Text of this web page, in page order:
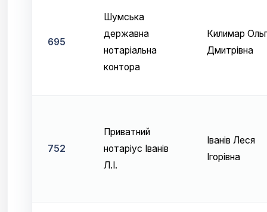
695
Шумська
державна
нотаріальна
контора
Килимар
Дмитрівна
752
Приватний
нотаріус Іванів
Л.І.
Іванів Леся
Ігорівна